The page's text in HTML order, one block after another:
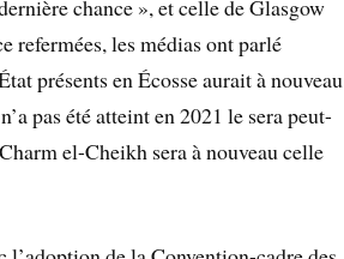
chance », et celle de Glasgow
refermées, les médias ont parlé
présents en Écosse aurait à nouveau
pas été atteint en 2021 le sera peut-
el-Cheikh sera à nouveau celle